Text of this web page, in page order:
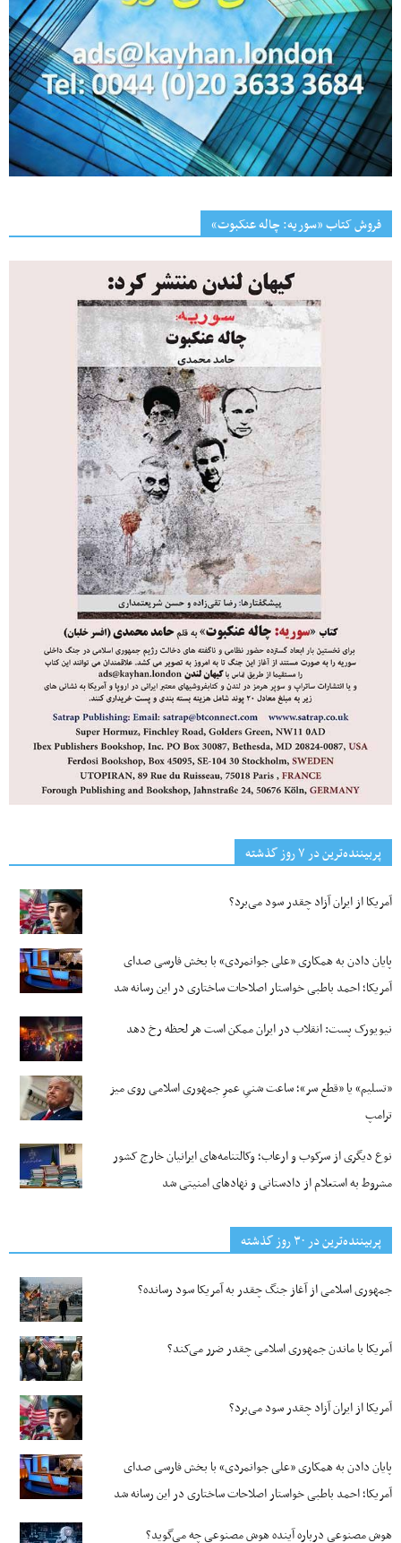
فروش کتاب «سوریه: چاله عنکبوت»
پربیننده‌ترین‌ در ۷ روز گذشته
آمریکا از ایران آزاد چقدر سود می‌برد؟
پایان دادن به همکاری «علی جوانمردی» با بخش فارسی صدای
آمریکا؛ احمد باطبی خواستار اصلاحات ساختاری در این رسانه شد
نیویورک پست: انقلاب در ایران ممکن است هر لحظه رخ دهد
«تسلیم» یا «قطع سر»؛ ساعت شنیِ عمرِ جمهوری اسلامی روی میز
ترامپ
نوع دیگری از سرکوب و ارعاب؛ وکالتنامه‌های ایرانیان خارج کشور
مشروط به استعلام از دادستانی و نهادهای امنیتی شد
پربیننده‌ترین‌ در ۳۰ روز گذشته
جمهوری اسلامی از آغاز جنگ چقدر به آمریکا سود رسانده؟
آمریکا با ماندن جمهوری اسلامی چقدر ضرر می‌کند؟
آمریکا از ایران آزاد چقدر سود می‌برد؟
پایان دادن به همکاری «علی جوانمردی» با بخش فارسی صدای
آمریکا؛ احمد باطبی خواستار اصلاحات ساختاری در این رسانه شد
هوش مصنوعی درباره آینده هوش مصنوعی چه می‌گوید؟